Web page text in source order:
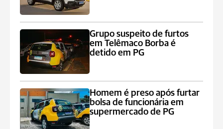
Grupo suspeito de furtos
em Telêmaco Borba é
detido em PG
Homem é preso após furtar
bolsa de funcionária em
supermercado de PG